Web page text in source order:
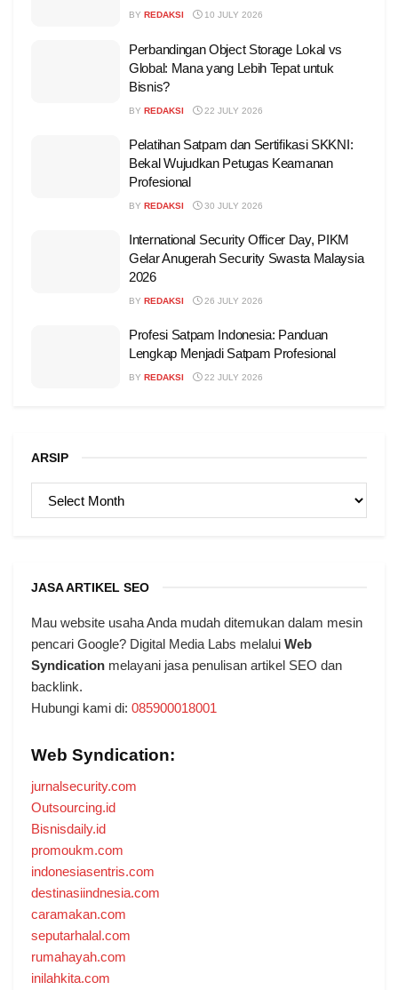
BY REDAKSI 10 JULY 2026
Perbandingan Object Storage Lokal vs
Global: Mana yang Lebih Tepat untuk
Bisnis?
BY REDAKSI 22 JULY 2026
Pelatihan Satpam dan Sertifikasi SKKNI:
Bekal Wujudkan Petugas Keamanan
Profesional
BY REDAKSI 30 JULY 2026
International Security Officer Day, PIKM
Gelar Anugerah Security Swasta Malaysia
2026
BY REDAKSI 26 JULY 2026
Profesi Satpam Indonesia: Panduan
Lengkap Menjadi Satpam Profesional
BY REDAKSI 22 JULY 2026
ARSIP
JASA ARTIKEL SEO
Mau website usaha Anda mudah ditemukan dalam mesin
pencari Google? Digital Media Labs melalui Web
Syndication melayani jasa penulisan artikel SEO dan
backlink.
Hubungi kami di: 085900018001
Web Syndication:
jurnalsecurity.com
Outsourcing.id
Bisnisdaily.id
promoukm.com
indonesiasentris.com
destinasiindnesia.com
caramakan.com
seputarhalal.com
rumahayah.com
inilahkita.com